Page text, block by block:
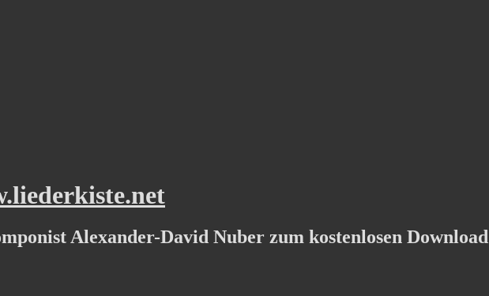
Alexander-David Nuber zum kostenlosen Download